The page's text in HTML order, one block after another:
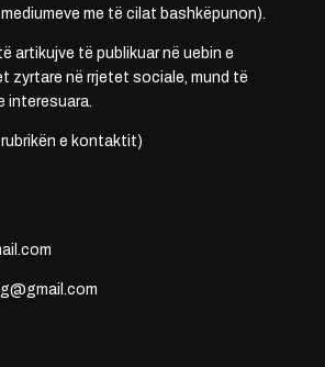
me të cilat bashkëpunon).
artikujve të publikuar në uebin e
zyrtare në rrjetet sociale, mund të
interesuara.
e kontaktit)